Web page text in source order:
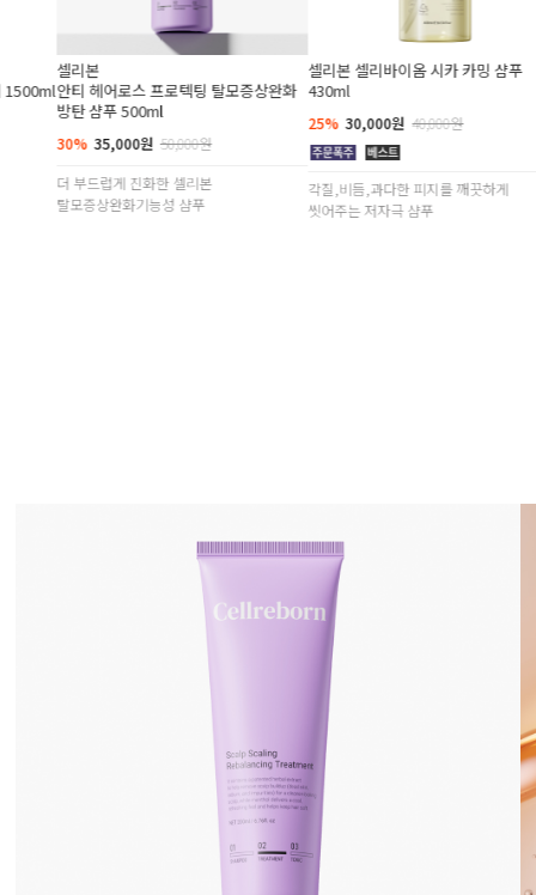
증상완화
셀리본 셀리바이옴 시카 카밍 샴푸
430ml
25% 30,000원
각질,비듬,과다한 피지를 깨끗하게
씻어주는 저자극 샴푸
셀리본 셀리바이옴 티트리 샴
(탈모증상완화 기능성 샴푸)
25%30,000원40,000원
탈모증상환화 기능성 특허성분
딥클렌징